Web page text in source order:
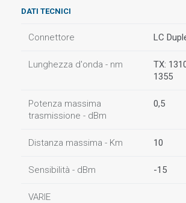
DATI TECNICI
Connettore LC
Lunghezza d'onda - nm
TX:
1355
Potenza massima
trasmissione - dBm
0,5
Distanza massima - Km 10
Sensibilità - dBm -15
VARIE